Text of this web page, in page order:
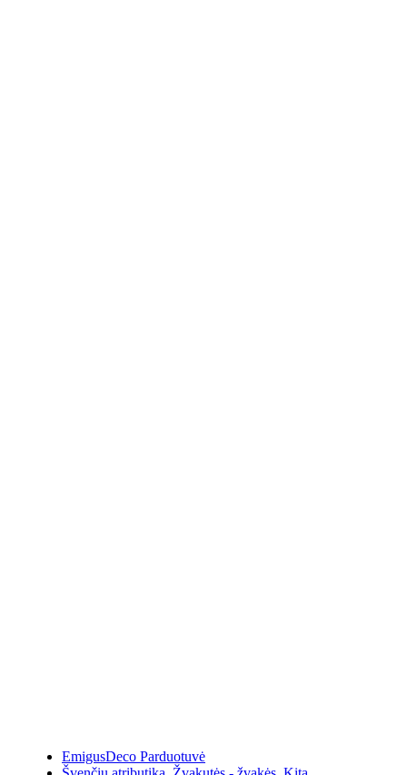
EmigusDeco Parduotuvė